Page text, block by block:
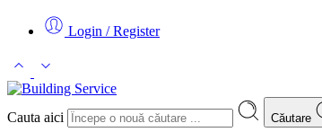
Login / Register
Cauta aici Căutare